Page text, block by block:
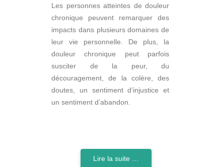
Les personnes atteintes de douleur
chronique peuvent remarquer des
impacts dans plusieurs domaines de
leur vie personnelle. De plus, la
douleur chronique peut parfois
susciter de la peur, du
découragement, de la colère, des
doutes, un sentiment d’injustice et
un sentiment d’abandon.
Lire la suite …